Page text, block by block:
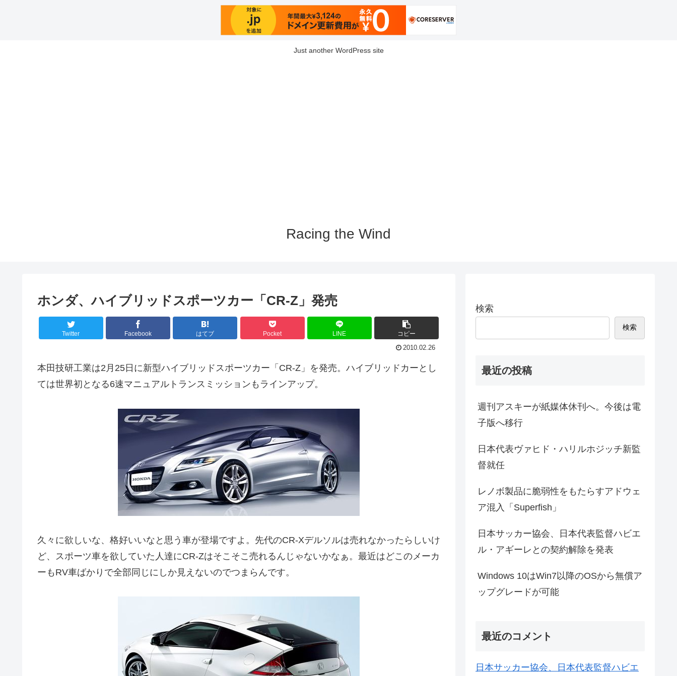
Just another WordPress site
Racing the Wind
ホンダ、ハイブリッドスポーツカー「CR-Z」発売
Twitter Facebook はてブ Pocket LINE コピー
2010.02.26
本田技研工業は2月25日に新型ハイブリッドスポーツカー「CR-Z」を発売。ハイブリッドカーとし
ては世界初となる6速マニュアルトランスミッションもラインアップ。
久々に欲しいな、格好いいなと思う車が登場ですよ。先代のCR-Xデルソルは売れなかったらしいけ
ど、スポーツ車を欲していた人達にCR-Zはそこそこ売れるんじゃないかなぁ。最近はどこのメーカ
ーもRV車ばかりで全部同じにしか見えないのでつまらんです。
検索
検索
最近の投稿
週刊アスキーが紙媒体休刊へ。今後は電
子版へ移行
日本代表ヴァヒド・ハリルホジッチ新監
督就任
レノボ製品に脆弱性をもたらすアドウェ
ア混入「Superfish」
日本サッカー協会、日本代表監督ハビエ
ル・アギーレとの契約解除を発表
Windows 10はWin7以降のOSから無償ア
ップグレードが可能
最近のコメント
日本サッカー協会、日本代表監督ハビエ